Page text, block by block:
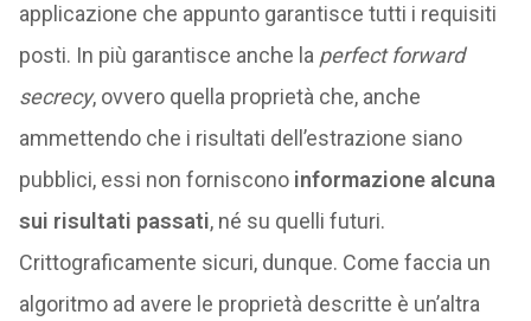
applicazione che appunto garantisce tutti i requisiti
posti. In più garantisce anche la perfect forward
secrecy, ovvero quella proprietà che, anche
ammettendo che i risultati dell’estrazione siano
pubblici, essi non fornisconoinformazione alcuna
sui risultati passati, né su quelli futuri.
Crittograficamente sicuri, dunque. Come faccia un
algoritmo ad avere le proprietà descritte è un’altra